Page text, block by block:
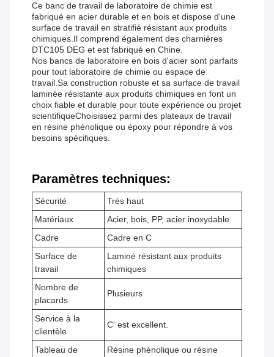
Ce banc de travail de laboratoire de chimie est
fabriqué en acier durable et en bois et dispose d'une
surface de travail en stratifié résistant aux produits
chimiques.Il comprend également des charnières
DTC105 DEG et est fabriqué en Chine.
Nos bancs de laboratoire en bois d'acier sont parfaits
pour tout laboratoire de chimie ou espace de
travail.Sa construction robuste et sa surface de travail
laminée résistante aux produits chimiques en font un
choix fiable et durable pour toute expérience ou projet
scientifiqueChoisissez parmi des plateaux de travail
en résine phénolique ou époxy pour répondre à vos
besoins spécifiques.
Paramètres techniques:
Sécurité
Très haut
Matériaux
Acier, bois, PP, acier inoxydable
Cadre
Cadre en C
Surface de
travail
Laminé résistant aux produits
chimiques
Nombre de
placards
Plusieurs
Service à la
clientèle
C' est excellent.
Tableau de
Résine phénolique ou résine